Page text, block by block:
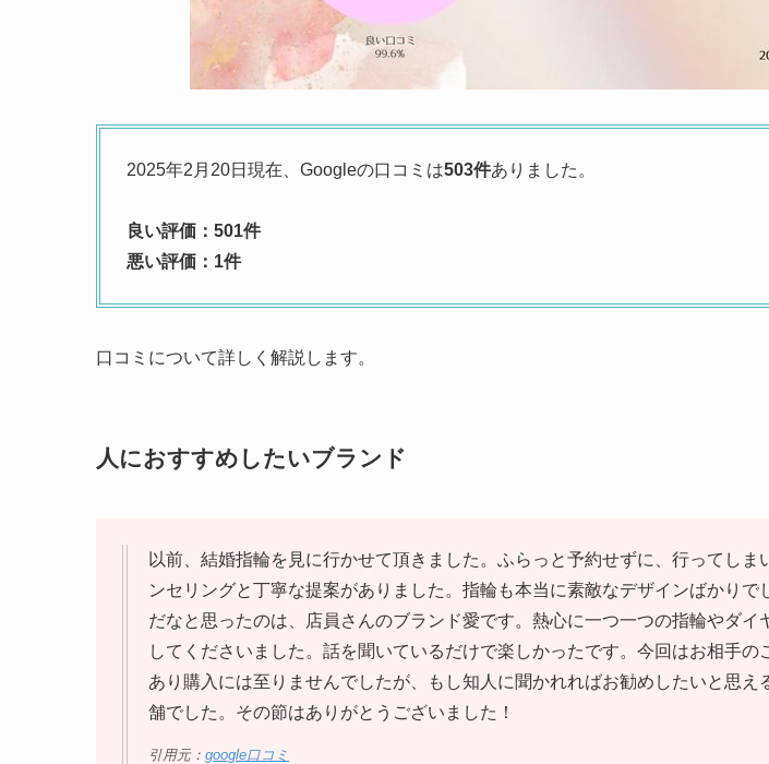
2025年2月20日現在、Googleの口コミは503件ありました。
良い評価：501件
悪い評価：1件
口コミについて詳しく解説します。
人におすすめしたいブランド
以前、結婚指輪を見に行かせて頂きました。ふらっと予約せずに、行ってしま
ンセリングと丁寧な提案がありました。指輪も本当に素敵なデザインばかりで
だなと思ったのは、店員さんのブランド愛です。熱心に一つ一つの指輪やダイ
してくださいました。話を聞いているだけで楽しかったです。今回はお相手の
あり購入には至りませんでしたが、もし知人に聞かれればお勧めしたいと思え
舗でした。その節はありがとうございました！
引用元： google口コミ